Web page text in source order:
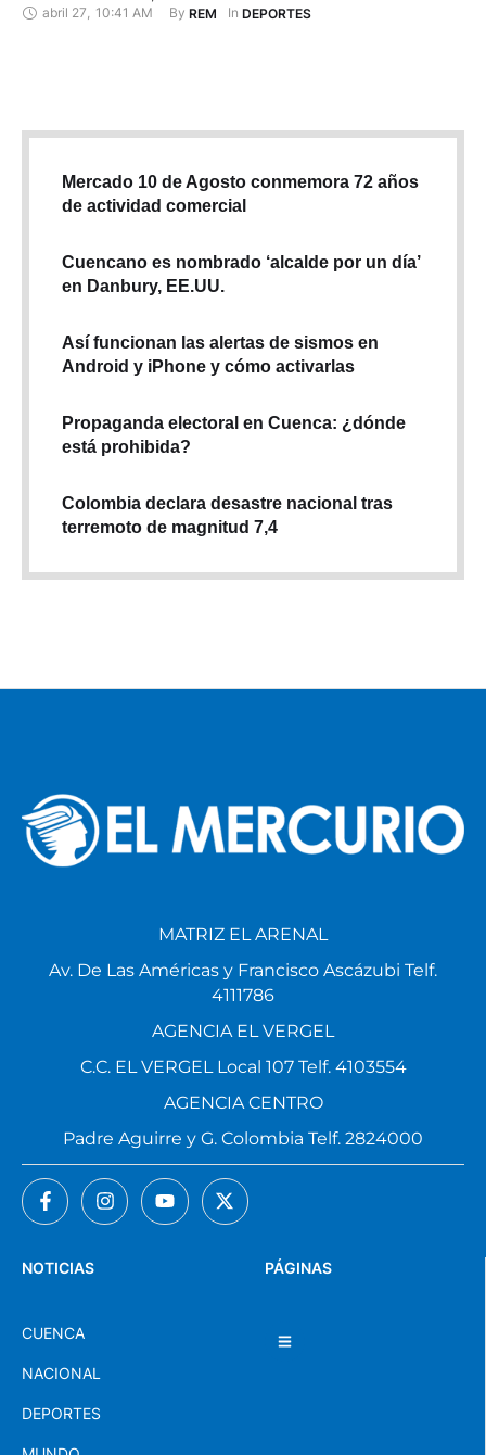
abril 27, 10:41 AM By REM In DEPORTES
Mercado 10 de Agosto conmemora 72 años
de actividad comercial
Cuencano es nombrado ‘alcalde por un día’
en Danbury, EE.UU.
Así funcionan las alertas de sismos en
Android y iPhone y cómo activarlas
Propaganda electoral en Cuenca: ¿dónde
está prohibida?
Colombia declara desastre nacional tras
terremoto de magnitud 7,4
PÁGINAS
NOTICIAS
CUENCA
NACIONAL
DEPORTES
MATRIZ EL ARENAL
Av. De Las Américas y Francisco Ascázubi Telf.
4111786
AGENCIA EL VERGEL
C.C. EL VERGEL Local 107 Telf. 4103554
AGENCIA CENTRO
Padre Aguirre y G. Colombia Telf. 2824000